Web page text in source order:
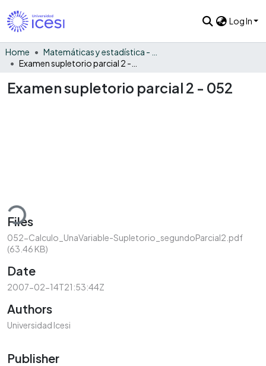
Log In
Home
Examen supletorio parcial 2 - 052
Files
052-Calculo_UnaVariable-Supletorio_segundoParcial2.pdf
(63.46 KB)
Date
2007-02-14T21:53:44Z
Authors
Universidad Icesi
Publisher